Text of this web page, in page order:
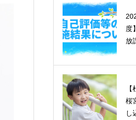
度
放
施
桜
し
度
放
施
桜
し